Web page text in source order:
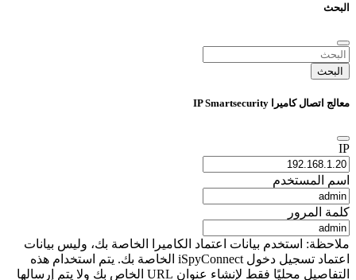
البحث
البحث
معالج اتصال كاميرا IP Smartsecurity
IP
اسم المستخدم
كلمة المرور
ملاحظة: استخدم بيانات اعتماد الكاميرا الخاصة بك، وليس بيانات
اعتماد تسجيل دخول iSpyConnect الخاصة بك. يتم استخدام هذه
التفاصيل محليًا فقط لإنشاء عنوان URL الخاص بك ولا يتم إرسالها